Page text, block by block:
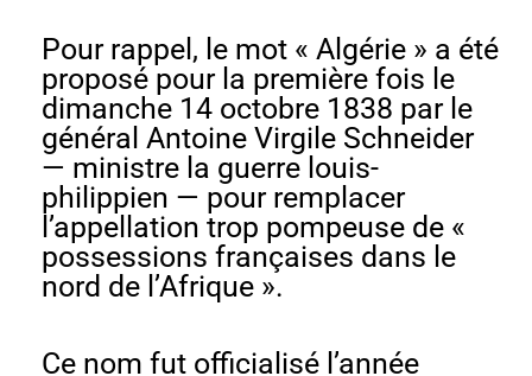
Pour rappel, le mot « Algérie » a été
proposé pour la première fois le
dimanche 14 octobre 1838 par le
général Antoine Virgile Schneider
— ministre la guerre louis-
philippien — pour remplacer
l’appellation trop pompeuse de «
possessions françaises dans le
nord de l’Afrique ».
Ce nom fut officialisé l’année